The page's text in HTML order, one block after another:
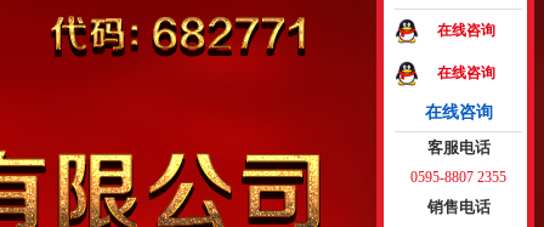
在线咨询
在线咨询
在线咨询
客服电话
0595-8807 2355
销售电话